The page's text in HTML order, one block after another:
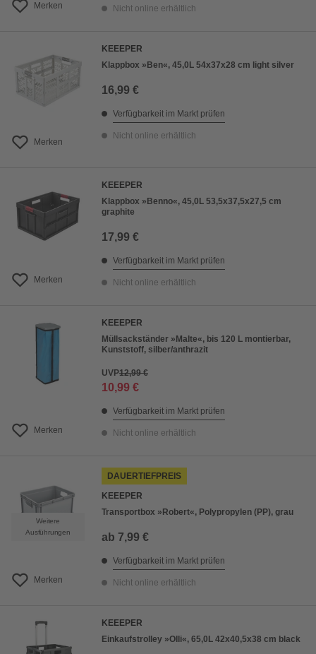
Merken Nicht online erhältlich
Merken
KEEEPER
Klappbox »Ben«, 45,0L 54x37x28 cm light silver
16,99 €
Verfügbarkeit im Markt prüfen
Nicht online erhältlich
Merken
KEEEPER
Klappbox »Benno«, 45,0L 53,5x37,5x27,5 cm
graphite
17,99 €
Verfügbarkeit im Markt prüfen
Nicht online erhältlich
Merken
KEEEPER
Müllsackständer »Malte«, bis 120 L montierbar,
Kunststoff, silber/anthrazit
UVP12,99 €
10,99 €
Verfügbarkeit im Markt prüfen
Nicht online erhältlich
Weitere
Ausführungen
Merken
DAUERTIEFPREIS
KEEEPER
Transportbox »Robert«, Polypropylen (PP), grau
ab 7,99 €
Verfügbarkeit im Markt prüfen
Nicht online erhältlich
KEEEPER
Einkaufstrolley »Olli«, 65,0L 42x40,5x38 cm black